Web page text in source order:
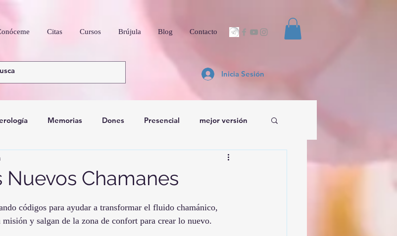
Citas Cursos Brújula Blog Contacto
Inicia Sesión
Memorias Dones Presencial mejor versión
Nuevos Chamanes
códigos para ayudar a transformar el fluido chamánico,
misión y salgan de la zona de confort para crear lo nuevo.